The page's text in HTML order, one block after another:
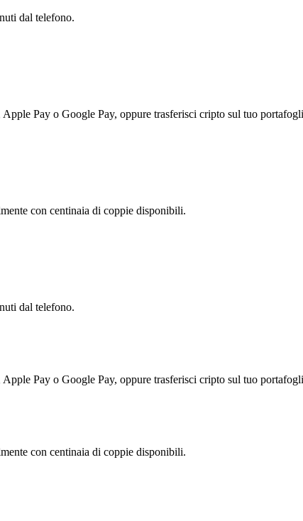
dal telefono.
Pay o Google Pay, oppure trasferisci cripto sul tuo
con centinaia di coppie disponibili.
dal telefono.
Pay o Google Pay, oppure trasferisci cripto sul tuo
con centinaia di coppie disponibili.